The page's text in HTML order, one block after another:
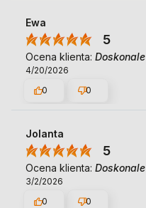
Ewa
5
Ocena klienta: Doskonale
4/20/2026
0
0
Jolanta
5
Ocena klienta: Doskonale
3/2/2026
0
0